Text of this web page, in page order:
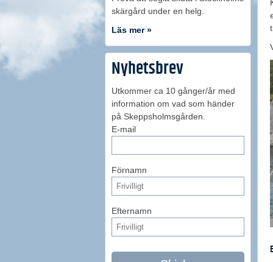
skärgård under en helg.
Läs mer »
Nyhetsbrev
Utkommer ca 10 gånger/år med
information om vad som händer
på Skeppsholmsgården.
E-mail
Förnamn
Efternamn